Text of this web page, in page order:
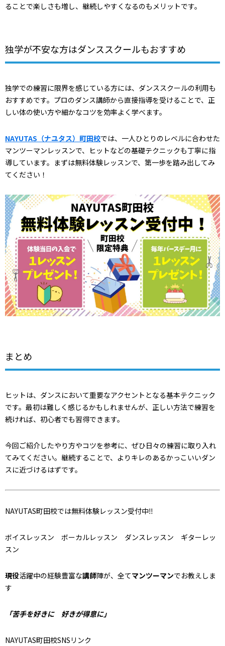
ることで楽しさも増し、継続しやすくなるのもメリットです。
独学が不安な方はダンススクールもおすすめ
独学での練習に限界を感じている方には、ダンススクールの利用も
おすすめです。プロのダンス講師から直接指導を受けることで、正
しい体の使い方や細かなコツを効率よく学べます。
NAYUTAS（ナユタス）町田校では、一人ひとりのレベルに合わせた
マンツーマンレッスンで、ヒットなどの基礎テクニックも丁寧に指
導しています。まずは無料体験レッスンで、第一歩を踏み出してみ
てください！
まとめ
ヒットは、ダンスにおいて重要なアクセントとなる基本テクニック
です。最初は難しく感じるかもしれませんが、正しい方法で練習を
続ければ、初心者でも習得できます。
今回ご紹介したやり方やコツを参考に、ぜひ日々の練習に取り入れ
てみてください。継続することで、よりキレのあるかっこいいダン
スに近づけるはずです。
NAYUTAS町田校では無料体験レッスン受付中‼
ボイスレッスン ボーカルレッスン ダンスレッスン ギターレッ
スン
現役活躍中の経験豊富な講師陣が、全てマンツーマンでお教えしま
す
「苦手を好きに 好きが得意に」
NAYUTAS町田校SNSリンク